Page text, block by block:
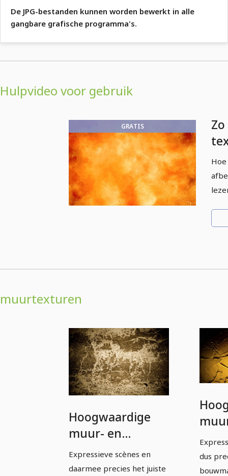
De JPG-bestanden kunnen worden bewerkt in alle
gangbare grafische programma's.
Hulpvideo voor gebruik
GRATIS
muurtexturen
Hoogwaardige
muur- en
textuurbehang in
bruin.
Expressieve scènes en
daarmee precies het juiste
in
dus